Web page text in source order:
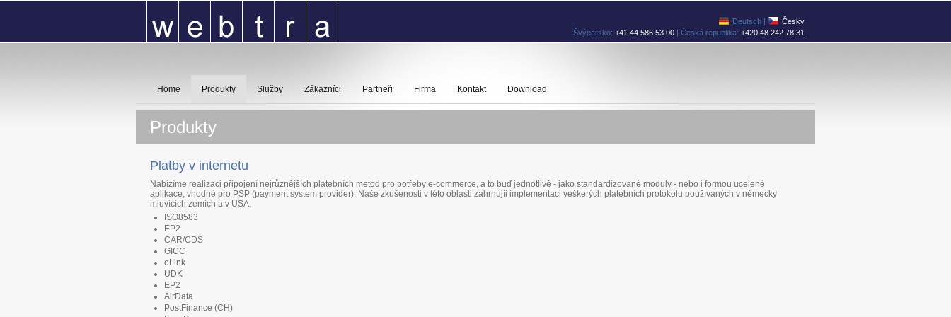
Deutsch |
Česky
Švýcarsko: +41 44 586 53 00 | Česká republika: +420 48 242 78 31
Home Produkty Služby Zákazníci Partneři Firma Kontakt Download
Produkty
Platby v internetu
Nabízíme realizaci připojení nejrůznějších platebních metod pro potřeby e-commerce, a to buď jednotlivě - jako standardizované moduly - nebo i formou ucelené
aplikace, vhodné pro PSP (payment system provider). Naše zkušenosti v této oblasti zahrnujíi implementaci veškerých platebních protokolu používaných v německy
mluvících zemích a v USA.
ISO8583
EP2
CAR/CDS
GICC
eLink
UDK
EP2
AirData
PostFinance (CH)